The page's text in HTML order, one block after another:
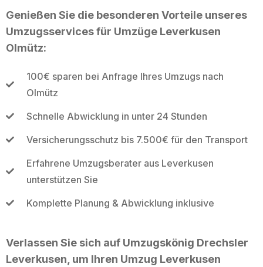
Genießen Sie die besonderen Vorteile unseres
Umzugsservices für Umzüge Leverkusen
Olmütz:
100€ sparen bei Anfrage Ihres Umzugs nach
Olmütz
Schnelle Abwicklung in unter 24 Stunden
Versicherungsschutz bis 7.500€ für den Transport
Erfahrene Umzugsberater aus Leverkusen
unterstützen Sie
Komplette Planung & Abwicklung inklusive
Verlassen Sie sich auf Umzugskönig Drechsler
Leverkusen, um Ihren Umzug Leverkusen